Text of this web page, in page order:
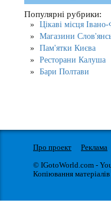
Популярні рубрики:
Цікаві місця
Магазини
Пам'ятки Києва
Ресторани Калуша
Бари Полтави
Про проект Реклама
© IGotoWorld.com -
Копіювання